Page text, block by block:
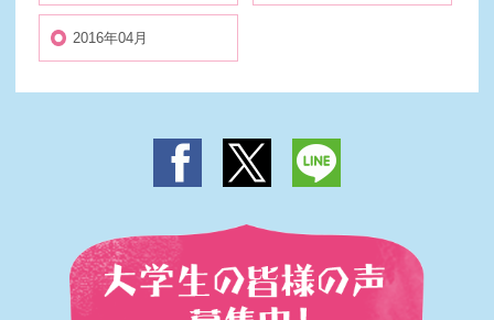
2016年04月